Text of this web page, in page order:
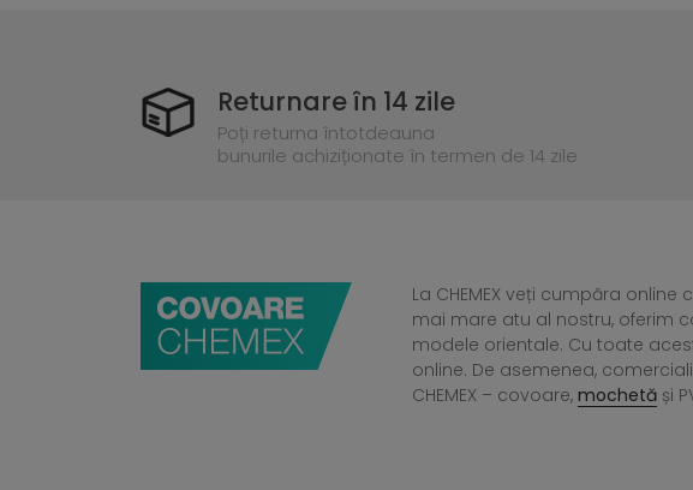
Returnare în 14 zile
Poți returna întotdeauna
bunurile achiziționate în termen de 14 zile
La CHEMEX veți cumpăra
mai mare atu al nostru, oferim
modele orientale. Cu toate
online. De asemenea,
CHEMEX – covoare, mochetă și